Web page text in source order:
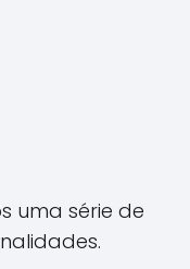
uma série de